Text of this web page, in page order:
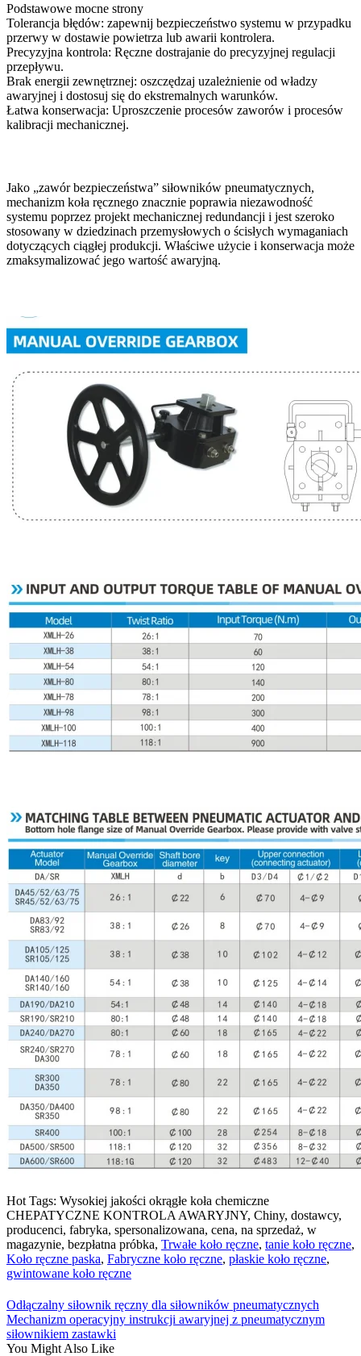
Podstawowe mocne strony
Tolerancja błędów: zapewnij bezpieczeństwo systemu w przypadku
przerwy w dostawie powietrza lub awarii kontrolera.
Precyzyjna kontrola: Ręczne dostrajanie do precyzyjnej regulacji
przepływu.
Brak energii zewnętrznej: oszczędzaj uzależnienie od władzy
awaryjnej i dostosuj się do ekstremalnych warunków.
Łatwa konserwacja: Uproszczenie procesów zaworów i procesów
kalibracji mechanicznej.
Jako „zawór bezpieczeństwa” siłowników pneumatycznych,
mechanizm koła ręcznego znacznie poprawia niezawodność
systemu poprzez projekt mechanicznej redundancji i jest szeroko
stosowany w dziedzinach przemysłowych o ścisłych wymaganiach
dotyczących ciągłej produkcji. Właściwe użycie i konserwacja może
zmaksymalizować jego wartość awaryjną.
Hot Tags: Wysokiej jakości okrągłe koła chemiczne
CHEPATYCZNE KONTROLA AWARYJNY, Chiny, dostawcy,
producenci, fabryka, spersonalizowana, cena, na sprzedaż, w
magazynie, bezpłatna próbka, Trwałe koło ręczne, tanie koło ręczne,
Koło ręczne paska, Fabryczne koło ręczne, płaskie koło ręczne,
gwintowane koło ręczne
Odłączalny siłownik ręczny dla siłowników pneumatycznych
Mechanizm operacyjny instrukcji awaryjnej z pneumatycznym
siłownikiem zastawki
You Might Also Like